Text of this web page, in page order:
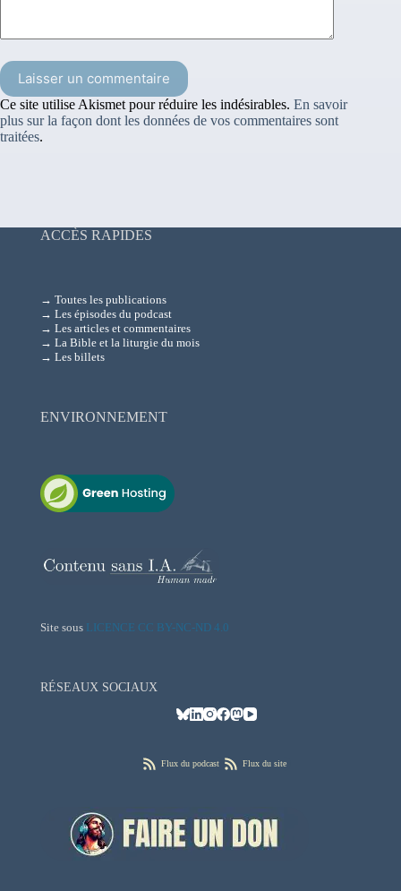
Laisser un commentaire
Ce site utilise Akismet pour réduire les indésirables. En savoir
plus sur la façon dont les données de vos commentaires sont
traitées.
ACCÈS RAPIDES
→ Toutes les publications
→ Les épisodes du podcast
→ Les articles et commentaires
→ La Bible et la liturgie du mois
→ Les billets
ENVIRONNEMENT
Site sous LICENCE CC BY-NC-ND 4.0
RÉSEAUX SOCIAUX
Flux du podcast Flux du site